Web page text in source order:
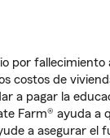
por fallecimiento
costos de
a pagar la
Farm® ayuda a
a asegurar el